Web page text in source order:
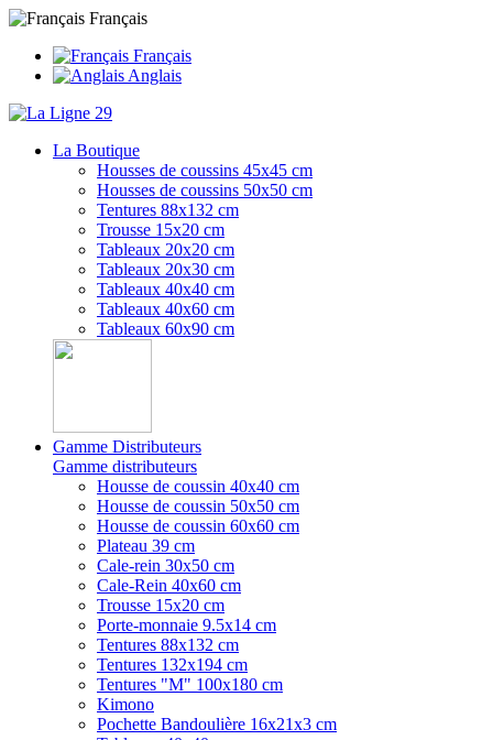
Français
Français
Anglais
La Boutique
Housses de coussins 45x45 cm
Housses de coussins 50x50 cm
Tentures 88x132 cm
Trousse 15x20 cm
Tableaux 20x20 cm
Tableaux 20x30 cm
Tableaux 40x40 cm
Tableaux 40x60 cm
Tableaux 60x90 cm
Gamme Distributeurs
Gamme distributeurs
Housse de coussin 40x40 cm
Housse de coussin 50x50 cm
Housse de coussin 60x60 cm
Plateau 39 cm
Cale-rein 30x50 cm
Cale-Rein 40x60 cm
Trousse 15x20 cm
Porte-monnaie 9.5x14 cm
Tentures 88x132 cm
Tentures 132x194 cm
Tentures "M" 100x180 cm
Kimono
Pochette Bandoulière 16x21x3 cm